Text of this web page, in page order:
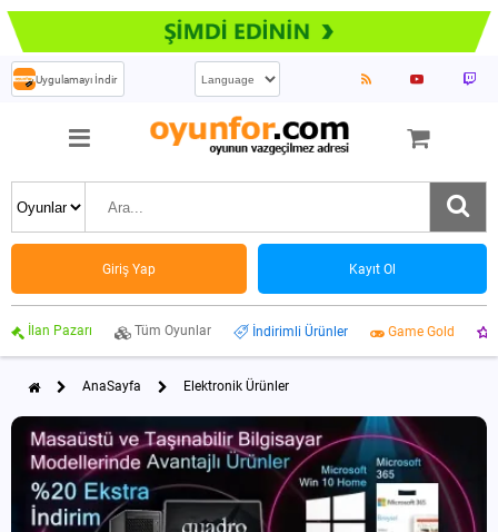
Uygulamayı İndir
Giriş Yap Kayıt Ol
İlan Pazarı Tüm Oyunlar İndirimli Ürünler Game Gold
AnaSayfa Elektronik Ürünler